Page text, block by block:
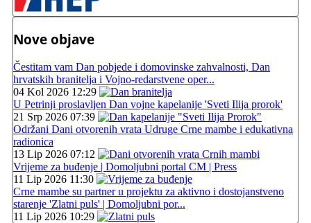
Nove objave
Čestitam vam Dan pobjede i domovinske zahvalnosti, Dan
hrvatskih branitelja i Vojno-redarstvene oper...
04 Kol 2026 12:29
U Petrinji proslavljen Dan vojne kapelanije 'Sveti Ilija prorok'
21 Srp 2026 07:39
Održani Dani otvorenih vrata Udruge Crne mambe i edukativna
radionica
13 Lip 2026 07:12
Vrijeme za buđenje | Domoljubni portal CM | Press
11 Lip 2026 11:30
Crne mambe su partner u projektu za aktivno i dostojanstveno
starenje 'Zlatni puls' | Domoljubni por...
11 Lip 2026 10:29